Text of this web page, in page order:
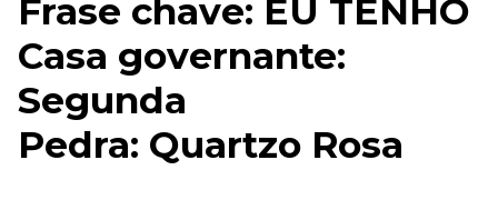
Frase chave: EU TENHO
Casa governante:
Segunda
Pedra: Quartzo Rosa